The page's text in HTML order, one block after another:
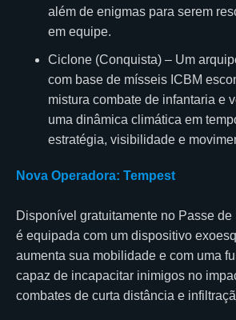
além de enigmas para serem
em equipe.
Ciclone (Conquista) – Um
com base de mísseis ICBM
mistura combate de infantaria e
uma dinâmica climática em
estratégia, visibilidade e
Nova Operadora: Tempest
Disponível gratuitamente no Passe de
é equipada com um dispositivo
aumenta sua mobilidade e com uma
capaz de incapacitar inimigos no
combates de curta distância e